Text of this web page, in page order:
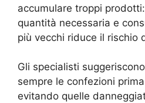
accumulare troppi
quantità necessaria e
più vecchi riduce il rischio
Gli specialisti
sempre le confezioni
evitando quelle